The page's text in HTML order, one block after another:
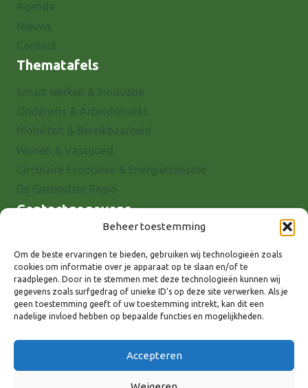
Beheer toestemming
Om de beste ervaringen te bieden, gebruiken wij technologieën zoals
cookies om informatie over je apparaat op te slaan en/of te
raadplegen. Door in te stemmen met deze technologieën kunnen wij
gegevens zoals surfgedrag of unieke ID's op deze site verwerken. Als je
geen toestemming geeft of uw toestemming intrekt, kan dit een
nadelige invloed hebben op bepaalde functies en mogelijkheden.
Accepteren
Thematafels
Contactgegevens
7001 EX Doetinchem
E-mail: info@8rhk.nl
Telefoonnummers
Privacyverklaring